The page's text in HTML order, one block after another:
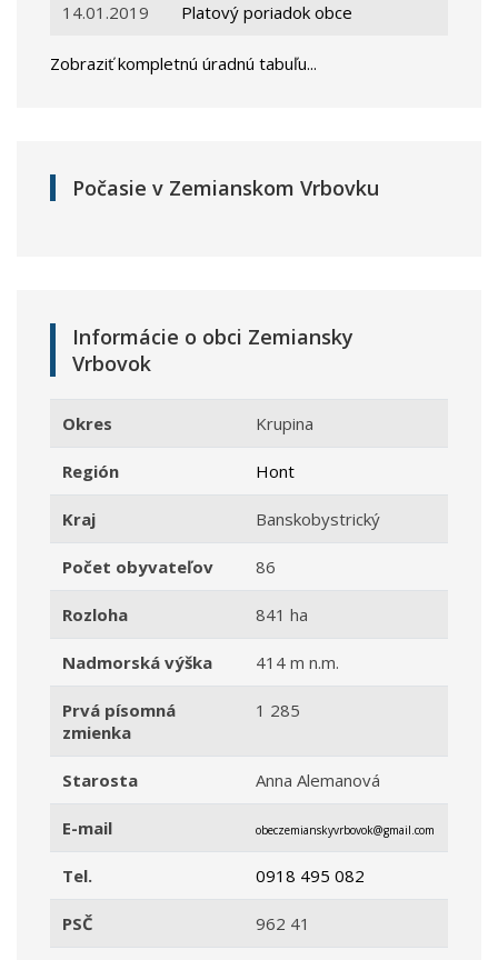
14.01.2019 Platový poriadok obce
Zobraziť kompletnú úradnú tabuľu...
Počasie v Zemianskom Vrbovku
Informácie o obci Zemiansky
Vrbovok
Okres Krupina
Región Hont
Kraj Banskobystrický
Počet obyvateľov 86
Rozloha 841 ha
Nadmorská výška 414 m n.m.
Prvá písomná
zmienka
1 285
Starosta Anna Alemanová
E-mail obeczemianskyvrbovok@gmail.com
Tel. 0918 495 082
PSČ 962 41